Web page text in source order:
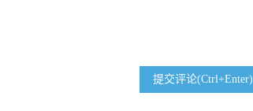
提交评论(Ctrl+Enter)